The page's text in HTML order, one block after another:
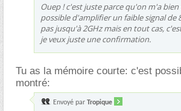
Ouep ! c'est juste parce qu'on m'a
possible d'amplifier un faible signal de
pas jusqu'à 2GHz mais en tout cas,
je veux juste une confirmation.
Tu as la mémoire courte: c'est
montré:
Envoyé par Tropique